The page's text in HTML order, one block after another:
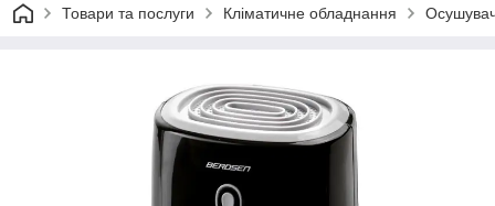
Товари та послуги Кліматичне обладнання